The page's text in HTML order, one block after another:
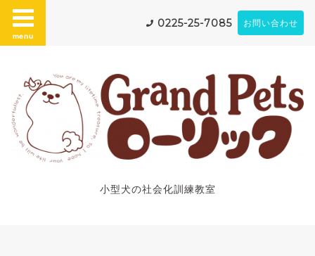
menu
0225-25-7085 お問い合わせ
小型犬の社会化訓練教室